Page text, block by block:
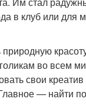
в клуб или для
во всем
свои
— найти